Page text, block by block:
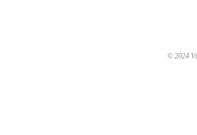
© 2024